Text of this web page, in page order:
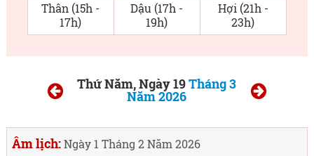
Thân (15h -
17h)
Dậu (17h -
19h)
Hợi (21h -
23h)
Thứ Năm, Ngày 19Tháng 3
Năm 2026
Âm lịch:Ngày 1 Tháng 2 Năm 2026